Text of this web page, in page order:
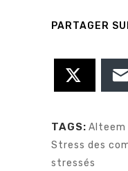
TAGS: Alteem
Stress des
stressés